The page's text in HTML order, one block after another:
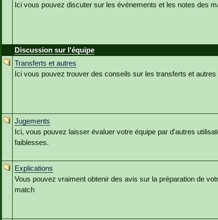
Ici vous pouvez discuter sur les événements et les notes des
Discussion sur l'équipe
Transferts et autres
Ici vous pouvez trouver des conseils sur les transferts et
Jugements
Ici, vous pouvez laisser évaluer votre équipe par d'autres
faiblesses.
Explications
Vous pouvez vraiment obtenir des avis sur la préparation de
match